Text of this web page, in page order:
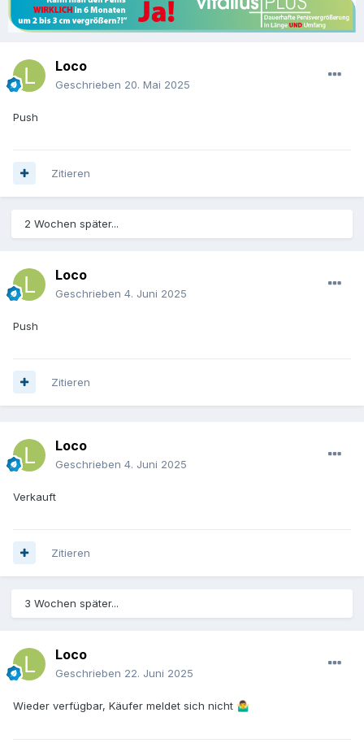
Loco
Geschrieben 20. Mai 2025
Push
Zitieren
2 Wochen später...
Loco
Geschrieben 4. Juni 2025
Push
Zitieren
Loco
Geschrieben 4. Juni 2025
Verkauft
Zitieren
3 Wochen später...
Loco
Geschrieben 22. Juni 2025
Wieder verfügbar, Käufer meldet sich nicht 🤷‍♂️